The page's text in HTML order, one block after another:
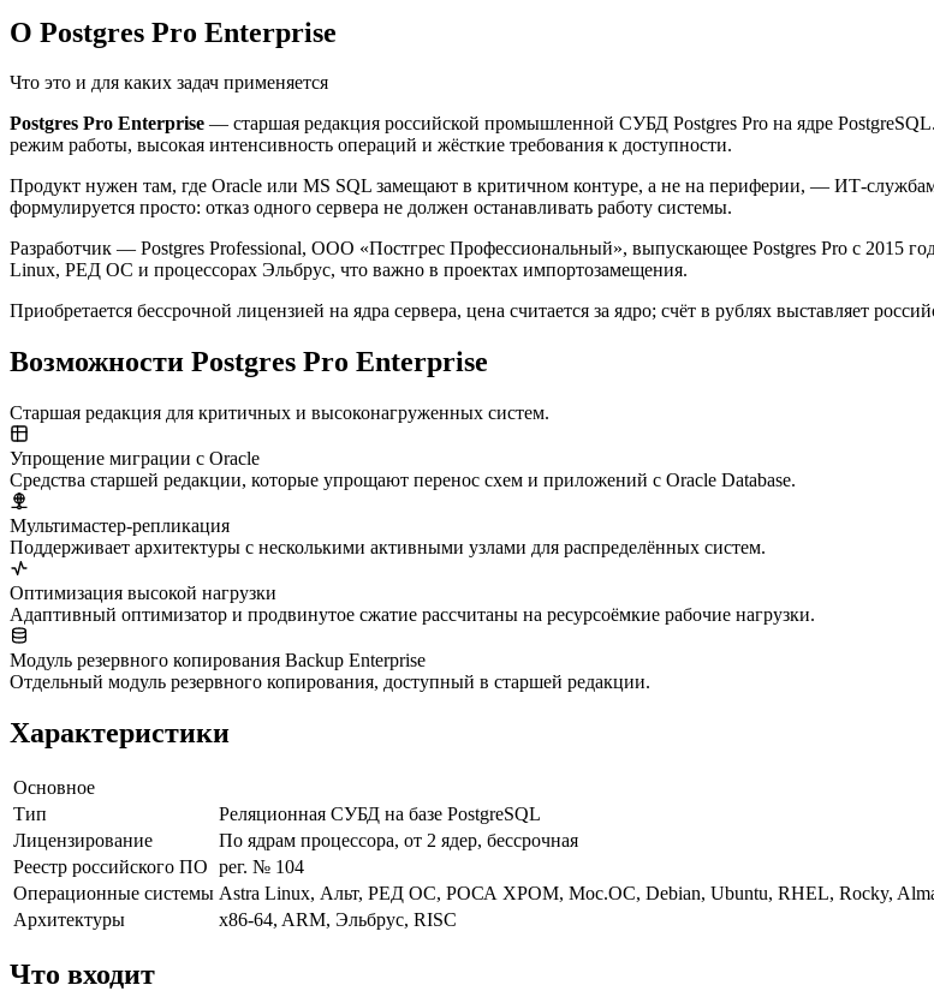
О Postgres Pro Enterprise
Что это и для каких задач применяется
Postgres Pro Enterprise — старшая редакция российской промышленной СУБД Postgres Pro на ядре
режим работы, высокая интенсивность операций и жёсткие требования к доступности.
Продукт нужен там, где Oracle или MS SQL замещают в критичном контуре, а не на периферии, — ИТ-
формулируется просто: отказ одного сервера не должен останавливать работу системы.
Разработчик — Postgres Professional, ООО «Постгрес Профессиональный», выпускающее Postgres Pro с 2015
Linux, РЕД ОС и процессорах Эльбрус, что важно в проектах импортозамещения.
Приобретается бессрочной лицензией на ядра сервера, цена считается за ядро; счёт в рублях выставляет
Возможности Postgres Pro Enterprise
Старшая редакция для критичных и высоконагруженных систем.
Упрощение миграции с Oracle
Средства старшей редакции, которые упрощают перенос схем и приложений с Oracle Database.
Мультимастер-репликация
Поддерживает архитектуры с несколькими активными узлами для распределённых систем.
Оптимизация высокой нагрузки
Адаптивный оптимизатор и продвинутое сжатие рассчитаны на ресурсоёмкие рабочие нагрузки.
Модуль резервного копирования Backup Enterprise
Отдельный модуль резервного копирования, доступный в старшей редакции.
Характеристики
Основное
Тип
Реляционная СУБД на базе PostgreSQL
Лицензирование
По ядрам процессора, от 2 ядер, бессрочная
Реестр российского ПО рег. № 104
Операционные системы Astra Linux, Альт, РЕД ОС, РОСА ХРОМ, Мос.ОС, Debian, Ubuntu, RHEL, Rocky,
Архитектуры
x86-64, ARM, Эльбрус, RISC
Что входит